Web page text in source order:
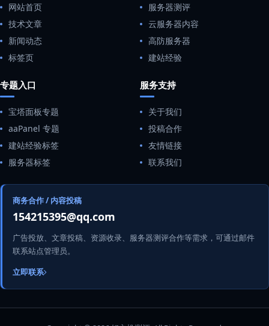
网站首页
技术文章
新闻动态
标签页
服务器测评
云服务器内容
高防服务器
建站经验
专题入口
宝塔面板专题
aaPanel 专题
建站经验标签
服务器标签
服务支持
关于我们
投稿合作
友情链接
联系我们
商务合作 / 内容投稿
154215395@qq.com
广告投放、文章投稿、资源收录、服务器测评合作等需求，可通过邮件
联系站点管理员。
立即联系